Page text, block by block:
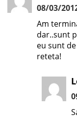
08/03/
Am
dar..sunt
eu sunt
reteta!